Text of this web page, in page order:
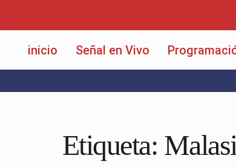
inicio Señal en Vivo
Etiqueta: